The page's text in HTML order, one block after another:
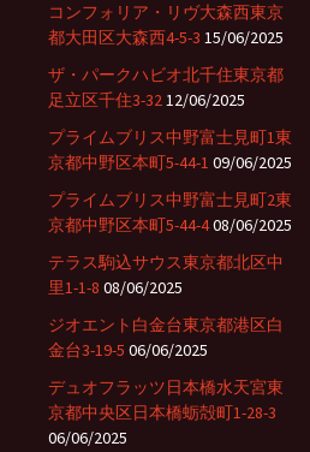
コンフォリア・リヴ大森西東京
都大田区大森西4-5-3 15/06/2025
ザ・パークハビオ北千住東京都
足立区千住3-3212/06/2025
プライムブリス中野富士見町1東
京都中野区本町5-44-1 09/06/2025
プライムブリス中野富士見町2東
京都中野区本町5-44-408/06/2025
テラス駒込サウス東京都北区中
里1-1-8 08/06/2025
ジオエント白金台東京都港区白
金台3-19-5 06/06/2025
デュオフラッツ日本橋水天宮東
京都中央区日本橋蛎殻町1-28-3
06/06/2025